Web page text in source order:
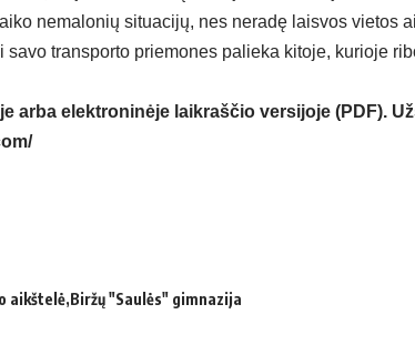
nemalonių situacijų, nes neradę laisvos vietos
savo transporto priemones palieka kitoje, kurioje
arba elektroninėje laikraščio versijoje (PDF).
aikštelė Biržų "Saulės" gimnazija